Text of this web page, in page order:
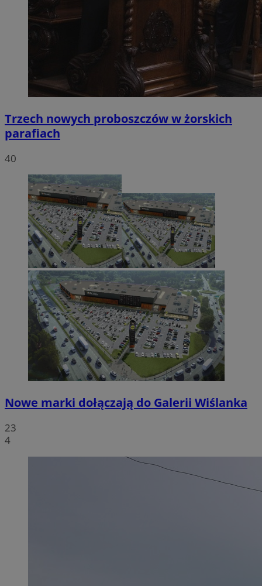
Trzech nowych proboszczów w żorskich
parafiach
40
Nowe marki dołączają do Galerii Wiślanka
23
4